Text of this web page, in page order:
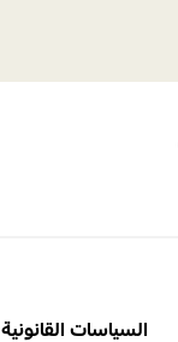
السياسات القانونية